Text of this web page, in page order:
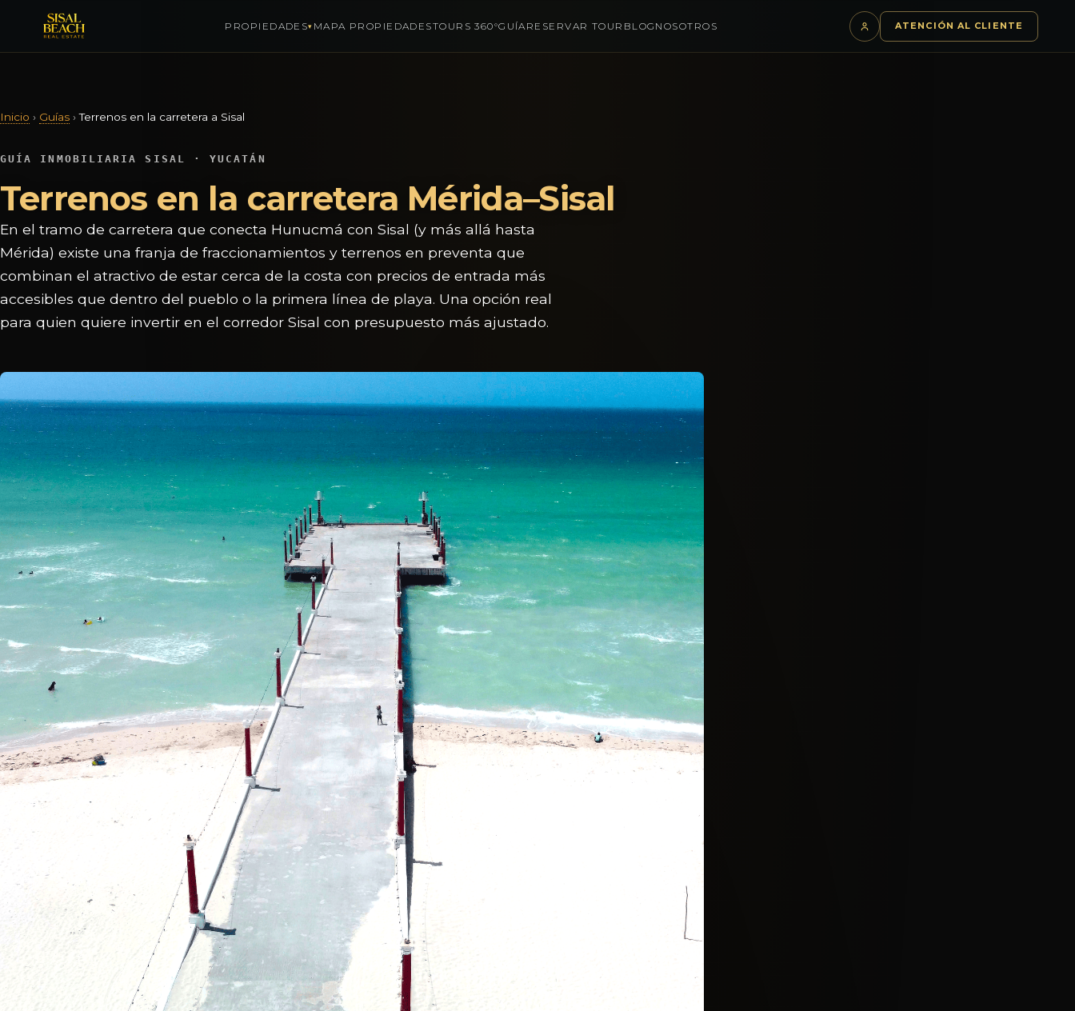
PROPIEDADES▾ MAPA PROPIEDADESTOURS 360°GUÍARESERVAR TOUR BLOG NOSOTROS ATENCIÓN AL CLIENTE
Inicio › Guías › Terrenos en la carretera a Sisal
GUÍA INMOBILIARIA SISAL · YUCATÁN
Terrenos en la carretera Mérida–Sisal
En el tramo de carretera que conecta Hunucmá con Sisal (y más allá hasta
Mérida) existe una franja de fraccionamientos y terrenos en preventa que
combinan el atractivo de estar cerca de la costa con precios de entrada más
accesibles que dentro del pueblo o la primera línea de playa. Una opción real
para quien quiere invertir en el corredor Sisal con presupuesto más ajustado.